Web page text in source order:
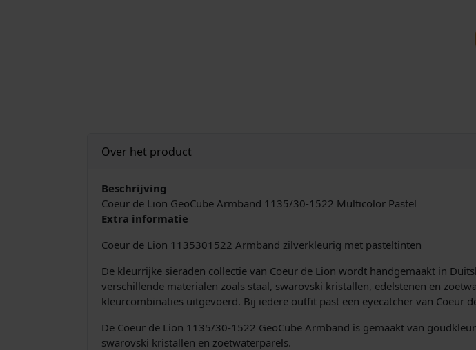
2
2
M
l
Over het product
Beschrijving
Coeur de Lion GeoCube Armband 1135/30-1522 Multicolor Pastel
Extra informatie
Coeur de Lion 1135301522 Armband zilverkleurig met pasteltinten
De kleurrijke sieraden collectie van Coeur de Lion wordt handgemaakt in
verschillende materialen zoals staal, swarovski kristallen, edelstenen en
kleurcombinaties uitgevoerd. Bij iedere outfit past een eyecatcher van Coeur
De Coeur de Lion 1135/30-1522 GeoCube Armband is gemaakt van
swarovski kristallen en zoetwaterparels.